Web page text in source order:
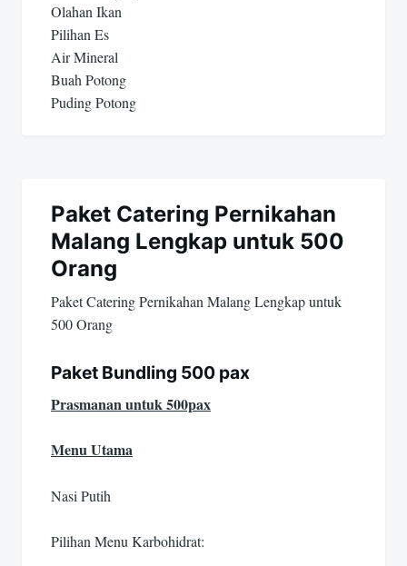
Olahan Ikan
Pilihan Es
Air Mineral
Buah Potong
Puding Potong
Paket Catering Pernikahan
Malang Lengkap untuk 500
Orang
Paket Catering Pernikahan Malang Lengkap untuk
500 Orang
Paket Bundling 500 pax
Prasmanan untuk 500pax
Menu Utama
Nasi Putih
Pilihan Menu Karbohidrat: